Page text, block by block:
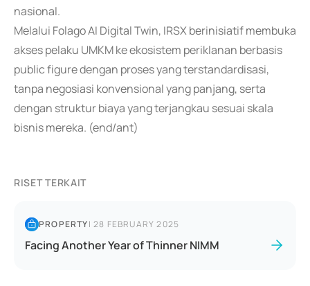
nasional.
Melalui Folago AI Digital Twin, IRSX berinisiatif membuka
akses pelaku UMKM ke ekosistem periklanan berbasis
public figure dengan proses yang terstandardisasi,
tanpa negosiasi konvensional yang panjang, serta
dengan struktur biaya yang terjangkau sesuai skala
bisnis mereka. (end/ant)
RISET TERKAIT
PROPERTY|28 FEBRUARY 2025
Facing Another Year of Thinner NIMM